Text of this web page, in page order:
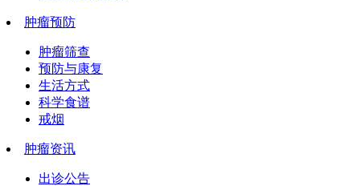
肿瘤预防
肿瘤筛查
预防与康复
生活方式
科学食谱
戒烟
肿瘤资讯
出诊公告